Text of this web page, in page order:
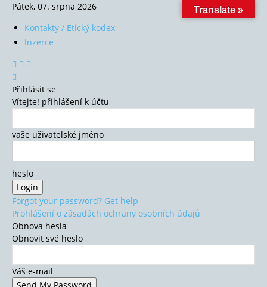
Pátek, 07. srpna 2026
Kontakty / Etický kodex
Inzerce
Přihlásit se
Vítejte! přihlášení k účtu
vaše uživatelské jméno
heslo
Forgot your password? Get help
Prohlášení o zásadách ochrany osobních údajů
Obnova hesla
Obnovit své heslo
Váš e-mail
Translate »